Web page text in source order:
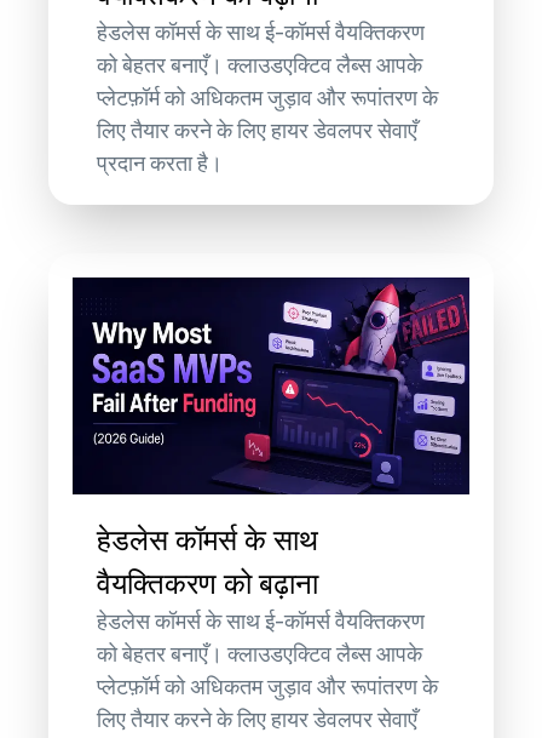
हेडलेस कॉमर्स के साथ ई-कॉमर्स वैयक्तिकरण
को बेहतर बनाएँ। क्लाउडएक्टिव लैब्स आपके
प्लेटफ़ॉर्म को अधिकतम जुड़ाव और रूपांतरण के
लिए तैयार करने के लिए हायर डेवलपर सेवाएँ
प्रदान करता है।
हेडलेस कॉमर्स के साथ
वैयक्तिकरण को बढ़ाना
हेडलेस कॉमर्स के साथ ई-कॉमर्स वैयक्तिकरण
को बेहतर बनाएँ। क्लाउडएक्टिव लैब्स आपके
प्लेटफ़ॉर्म को अधिकतम जुड़ाव और रूपांतरण के
लिए तैयार करने के लिए हायर डेवलपर सेवाएँ